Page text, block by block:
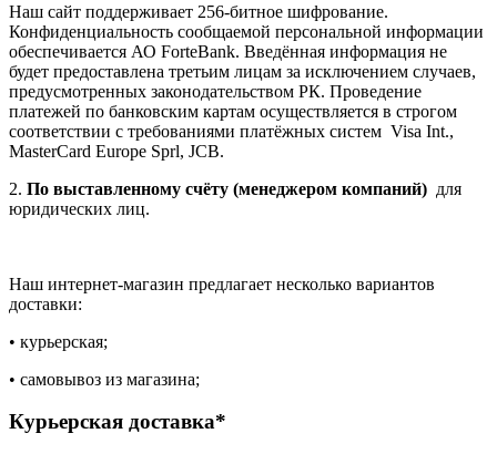
Наш сайт поддерживает 256-битное шифрование.
Конфиденциальность сообщаемой персональной информации
обеспечивается АО ForteBank. Введённая информация не
будет предоставлена третьим лицам за исключением случаев,
предусмотренных законодательством РК. Проведение
платежей по банковским картам осуществляется в строгом
соответствии с требованиями платёжных систем Visa Int.,
MasterCard Europe Sprl, JCB.
2. По выставленному счёту (менеджером компаний) для
юридических лиц.
Наш интернет-магазин предлагает несколько вариантов
доставки:
• курьерская;
• самовывоз из магазина;
Курьерская доставка*